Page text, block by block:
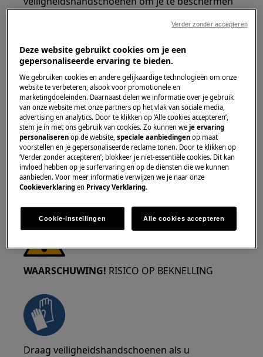
WAARSCHUWING!RISICO OP OOGLETSEL
Draag veiligheidsbrillen als u onderhouds- of
herstelwerkzaamheden uitvoert waarbij veren
WAARSCHUWING! RISICO OP BEKNELLING
Draag veiligheidshandschoenen als u
Deze website gebruikt cookies om je een
gepersonaliseerde ervaring te bieden.
We gebruiken cookies en andere gelijkaardige technologieën om onze
website te verbeteren, alsook voor promotionele en
marketingdoeleinden. Daarnaast delen we informatie over je gebruik
van onze website met onze partners op het vlak van sociale media,
advertising en analytics. Door te klikken op ‘Alle cookies accepteren’,
stem je in met ons gebruik van cookies. Zo kunnen weje ervaring
personaliseren op de website,speciale aanbiedingen op maat
voorstellen en je gepersonaliseerde reclame tonen. Door te klikken op
‘Verder zonder accepteren’, blokkeer je niet-essentiële cookies. Dit kan
invloed hebben op je surfervaring en op de diensten die we kunnen
aanbieden. Voor meer informatie verwijzen we je naar onze
Cookieverklaring en Privacy Verklaring.
Cookie-instellingen Alle cookies accepteren
Verder zonder accepteren